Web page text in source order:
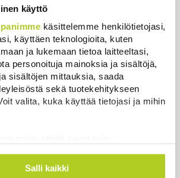
käyttö
käsittelemme henkilötietojasi,
käyttäen teknologioita, kuten
ja lukemaan tietoa laitteeltasi,
personoituja mainoksia ja sisältöjä,
sisältöjen mittauksia, saada
sekä tuotekehitykseen
valita, kuka käyttää tietojasi ja mihin
maantieteellisestä sijainnistasi,
muutaman metrin tarkkuudella
Salli kaikki
vihkii kalatien
gallupin todellinen
maksaa siitä